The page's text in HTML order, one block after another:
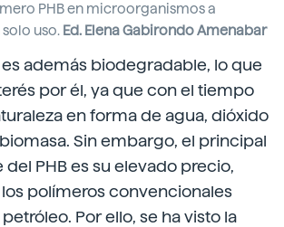
PHB en microorganismos a
uso. Ed. Elena Gabirondo Amenabar
además biodegradable, lo que
por él, ya que con el tiempo
en forma de agua, dióxido
Sin embargo, el principal
PHB es su elevado precio,
polímeros convencionales
Por ello, se ha visto la